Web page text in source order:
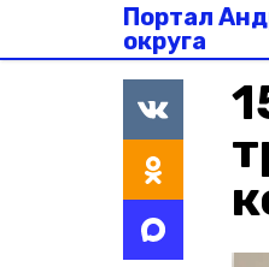
Портал
округа